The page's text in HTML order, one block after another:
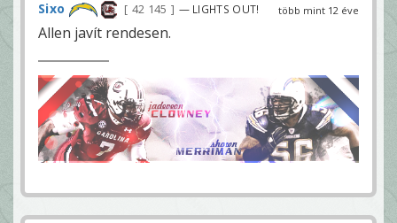
több mint 12 éve
Sixo 42 145 — LIGHTS OUT!
Allen javít rendesen.